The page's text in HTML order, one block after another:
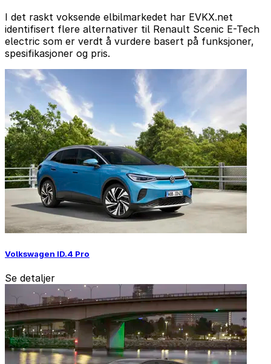
I det raskt voksende elbilmarkedet har EVKX.net
identifisert flere alternativer til Renault Scenic E-Tech
electric som er verdt å vurdere basert på funksjoner,
spesifikasjoner og pris.
Volkswagen ID.4 Pro
Se detaljer